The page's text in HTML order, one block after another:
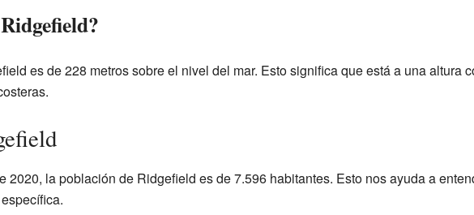
es de 228 metros sobre el nivel del mar. Esto significa que está a una altura
2020, la población de Ridgefield es de 7.596 habitantes. Esto nos ayuda a